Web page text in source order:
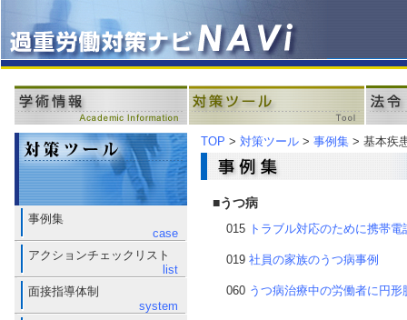
事例集
case
アクションチェックリスト
list
面接指導体制
system
TOP > 対策ツール > 事例集 > 基本疾
■うつ病
015 トラブル対応のために携帯
019 社員の家族のうつ病事例
060 うつ病治療中の労働者に円